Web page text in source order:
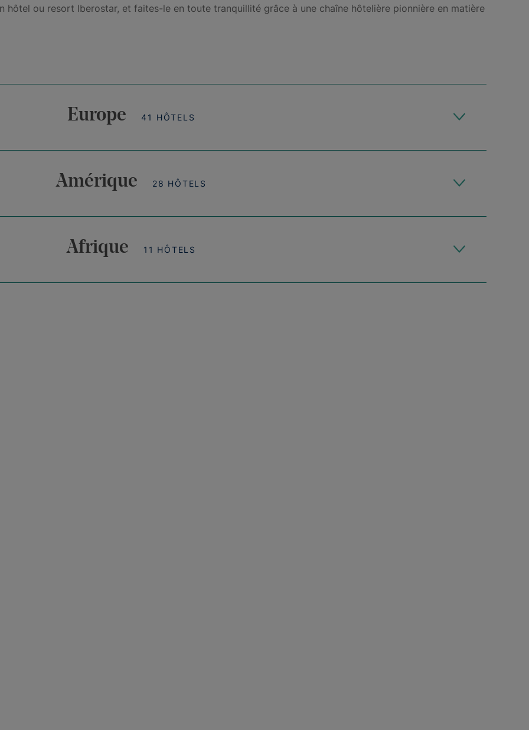
hôtel ou resort Iberostar, et faites-le en toute tranquillité grâce à une chaîne hôtelière pionnière en matière
Europe 41 HÔTELS
Amérique 28 HÔTELS
Afrique 11 HÔTELS